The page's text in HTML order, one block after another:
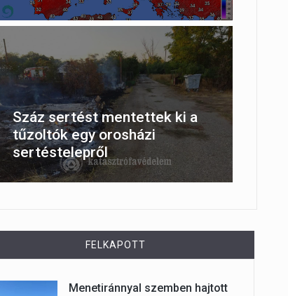
Száz sertést mentettek ki a
tűzoltók egy orosházi
sertéstelepről
FELKAPOTT
Menetiránnyal szemben hajtott